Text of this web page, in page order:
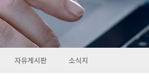
자유게시판 소식지